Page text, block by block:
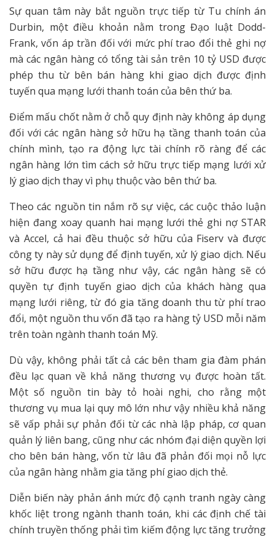
Sự quan tâm này bắt nguồn trực tiếp từ Tu chính án
Durbin, một điều khoản nằm trong Đạo luật Dodd-
Frank, vốn áp trần đối với mức phí trao đổi thẻ ghi nợ
mà các ngân hàng có tổng tài sản trên 10 tỷ USD được
phép thu từ bên bán hàng khi giao dịch được định
tuyến qua mạng lưới thanh toán của bên thứ ba.
Điểm mấu chốt nằm ở chỗ quy định này không áp dụng
đối với các ngân hàng sở hữu hạ tầng thanh toán của
chính mình, tạo ra động lực tài chính rõ ràng để các
ngân hàng lớn tìm cách sở hữu trực tiếp mạng lưới xử
lý giao dịch thay vì phụ thuộc vào bên thứ ba.
Theo các nguồn tin nắm rõ sự việc, các cuộc thảo luận
hiện đang xoay quanh hai mạng lưới thẻ ghi nợ STAR
và Accel, cả hai đều thuộc sở hữu của Fiserv và được
công ty này sử dụng để định tuyến, xử lý giao dịch. Nếu
sở hữu được hạ tầng như vậy, các ngân hàng sẽ có
quyền tự định tuyến giao dịch của khách hàng qua
mạng lưới riêng, từ đó gia tăng doanh thu từ phí trao
đổi, một nguồn thu vốn đã tạo ra hàng tỷ USD mỗi năm
trên toàn ngành thanh toán Mỹ.
Dù vậy, không phải tất cả các bên tham gia đàm phán
đều lạc quan về khả năng thương vụ được hoàn tất.
Một số nguồn tin bày tỏ hoài nghi, cho rằng một
thương vụ mua lại quy mô lớn như vậy nhiều khả năng
sẽ vấp phải sự phản đối từ các nhà lập pháp, cơ quan
quản lý liên bang, cũng như các nhóm đại diện quyền lợi
cho bên bán hàng, vốn từ lâu đã phản đối mọi nỗ lực
của ngân hàng nhằm gia tăng phí giao dịch thẻ.
Diễn biến này phản ánh mức độ cạnh tranh ngày càng
khốc liệt trong ngành thanh toán, khi các định chế tài
chính truyền thống phải tìm kiếm động lực tăng trưởng